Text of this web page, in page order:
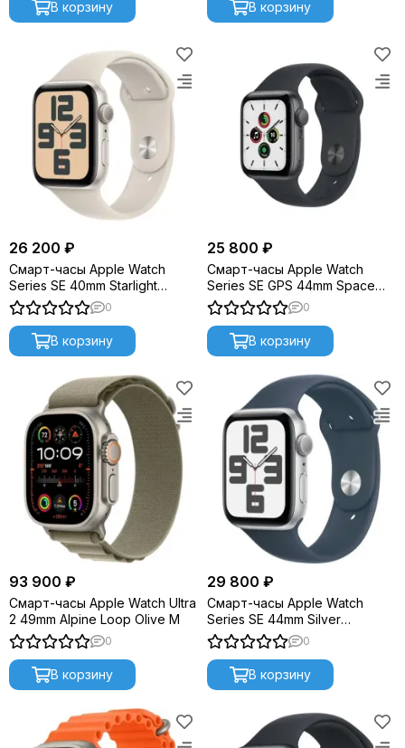
В корзину В корзину
26 200 ₽
Смарт-часы Apple Watch
Series SE 40mm Starlight
Aluminium M/L (2023) MR9V3
0
В корзину
25 800 ₽
Смарт-часы Apple Watch
Series SE GPS 44mm Space
Gray/Midnight Sport Band
(MKQ63)
0
В корзину
93 900 ₽
Смарт-часы Apple Watch Ultra
2 49mm Alpine Loop Olive M
0
В корзину
29 800 ₽
Смарт-часы Apple Watch
Series SE 44mm Silver
Aluminium S/M (2023) MREC3
0
В корзину